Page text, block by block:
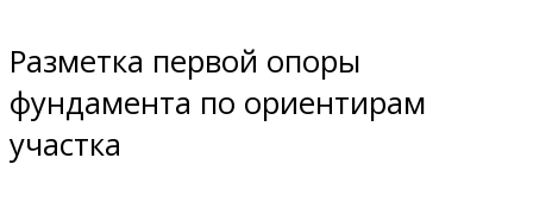
Разметка первой опоры
фундамента по ориентирам
участка